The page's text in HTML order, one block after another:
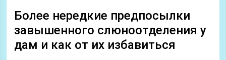
Более нередкие предпосылки
завышенного слюноотделения у
дам и как от их избавиться